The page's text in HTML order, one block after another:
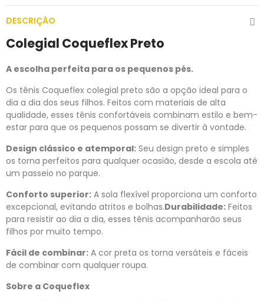
DESCRIÇÃO
Colegial Coqueflex Preto
A escolha perfeita para os pequenos pés.
Os tênis Coqueflex colegial preto são a opção ideal para o
dia a dia dos seus filhos. Feitos com materiais de alta
qualidade, esses tênis confortáveis combinam estilo e bem-
estar para que os pequenos possam se divertir à vontade.
Design clássico e atemporal: Seu design preto e simples
os torna perfeitos para qualquer ocasião, desde a escola até
um passeio no parque.
Conforto superior: A sola flexível proporciona um conforto
excepcional, evitando atritos e bolhas.Durabilidade: Feitos
para resistir ao dia a dia, esses tênis acompanharão seus
filhos por muito tempo.
Fácil de combinar: A cor preta os torna versáteis e fáceis
de combinar com qualquer roupa.
Sobre a Coqueflex